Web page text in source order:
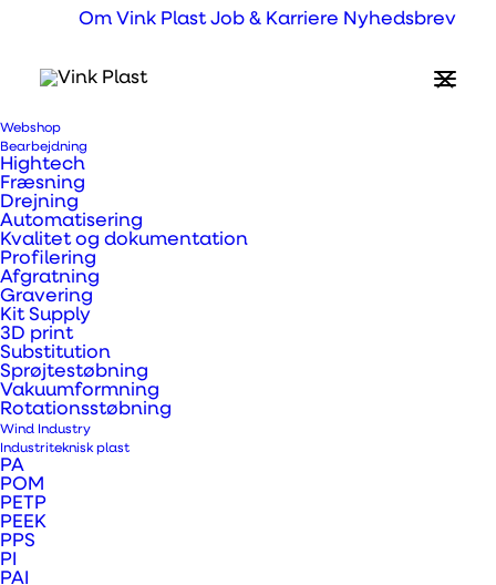
Om Vink Plast Job & Karriere Nyhedsbrev
Webshop
Bearbejdning
Hightech
Fræsning
Drejning
Automatisering
Kvalitet og dokumentation
Profilering
Afgratning
Gravering
Kit Supply
3D print
Substitution
Sprøjtestøbning
Vakuumformning
Rotationsstøbning
Wind Industry
Industriteknisk plast
PA
POM
PETP
PEEK
PPS
PI
PAI
Flere typer og let at arbejde med
Flotte farver og let vedligehold
Hvad er